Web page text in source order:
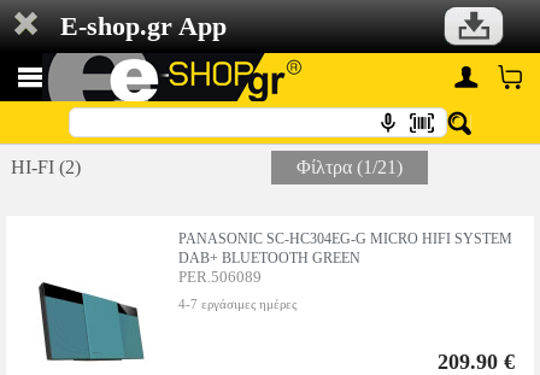
E-shop.gr App
HI-FI (2) Φίλτρα (1/21)
PANASONIC SC-HC304EG-G MICRO HIFI SYSTEM
DAB+ BLUETOOTH GREEN
PER.506089
4-7 εργάσιμες ημέρες
209.90 €